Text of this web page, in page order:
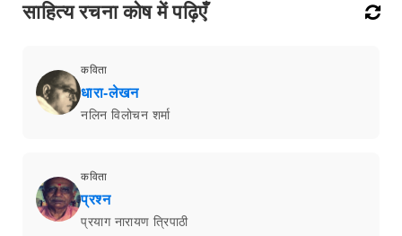
साहित्य रचना कोष में पढ़िएँ
कविता
धारा-लेखन
नलिन विलोचन शर्मा
कविता
प्रश्न
प्रयाग नारायण त्रिपाठी